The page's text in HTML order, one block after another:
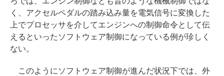
く、アクセルペダルの踏み込み量を電気信号に変換した
上でプロセッサを介してエンジンへの制御命令として伝
えるといったソフトウェア制御になっている例が珍しく
ない。
このようにソフトウェア制御が進んだ状況下では、外